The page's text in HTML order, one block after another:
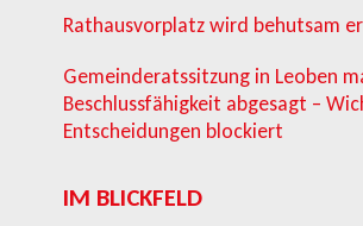
Rathausvorplatz wird behutsam
Gemeinderatssitzung in Leoben
Beschlussfähigkeit abgesagt –
Entscheidungen blockiert
IM BLICKFELD